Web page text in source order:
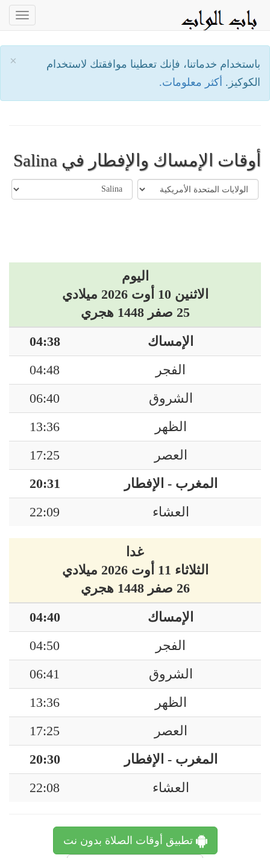
×
باستخدام خدماتنا، فإنك تعطينا موافقتك لاستخدام
الكوكيز. أكثر معلومات.
أوقات الإمساك والإفطار في Salina
اليوم
الاثنين 10 أوت 2026 ميلادي
25 صفر 1448 هجري
الإمساك
04:38
الفجر
04:48
الشروق
06:40
الظهر
13:36
العصر
17:25
المغرب - الإفطار
20:31
العشاء
22:09
غدا
الثلاثاء 11 أوت 2026 ميلادي
26 صفر 1448 هجري
الإمساك
04:40
الفجر
04:50
الشروق
06:41
الظهر
13:36
العصر
17:25
المغرب - الإفطار
20:30
العشاء
22:08
تطبيق أوقات الصلاة بدون نت